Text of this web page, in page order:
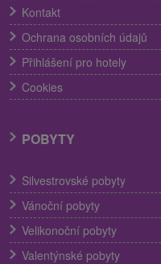
Kontakt
Ochrana osobních údajů
Přihlášení pro hotely
Cookies
POBYTY
Silvestrovské pobyty
Vánoční pobyty
Velikonoční pobyty
Valentýnské pobyty